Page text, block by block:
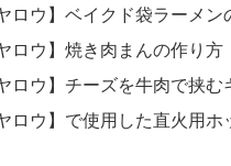
ロウ】ベイクド袋ラーメン
ロウ】焼き肉まんの作り方
ロウ】チーズを牛肉で挟む
ロウ】で使用した直火用ホ